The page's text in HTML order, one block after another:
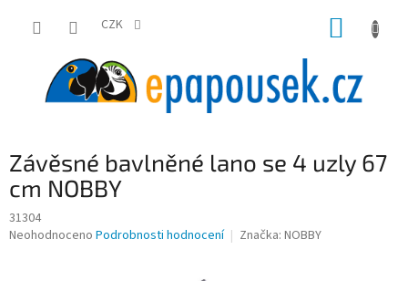
CZK
Závěsné bavlněné lano se 4 uzly 67
cm NOBBY
31304
Průměrné
Neohodnoceno Podrobnosti hodnocení Značka: NOBBY